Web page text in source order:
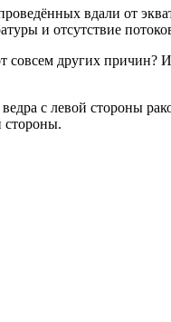
вдали от
и отсутствие
совсем других
с левой стороны
стороны.